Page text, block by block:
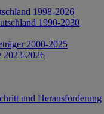
1998-2026
1990-2030
2000-2025
2023-2026
und Herausforderung